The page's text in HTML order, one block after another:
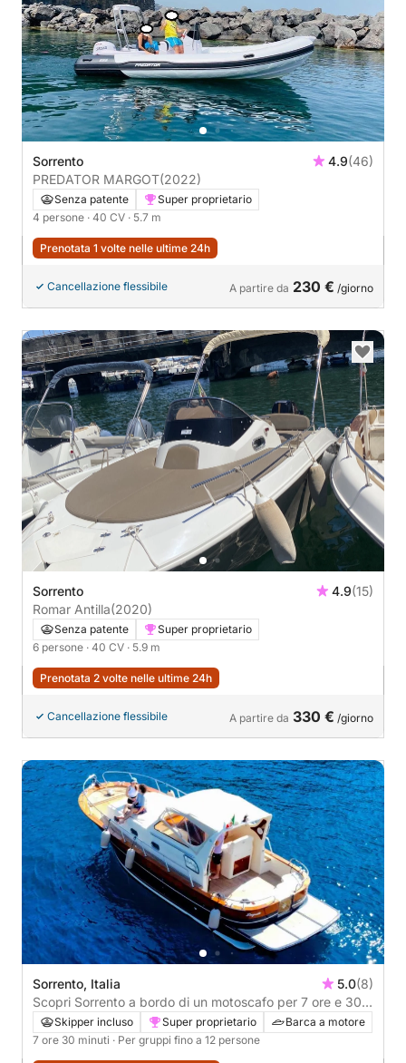
Sorrento 4.9(46)
PREDATOR MARGOT(2022)
Senza patente
Super proprietario
4 persone · 40 CV · 5.7 m
Prenotata 1 volte nelle ultime 24h
Cancellazione flessibile A partire da 230 € /giorno
Sorrento 4.9(15)
Romar Antilla(2020)
Senza patente
Super proprietario
6 persone · 40 CV · 5.9 m
Prenotata 2 volte nelle ultime 24h
Cancellazione flessibile A partire da 330 € /giorno
Sorrento, Italia 5.0(8)
Scopri Sorrento a bordo di un motoscafo per 7 ore e 30
minuti.Skipper incluso Super proprietario
Barca a motore
7 ore 30 minuti · Per gruppi fino a 12 persone